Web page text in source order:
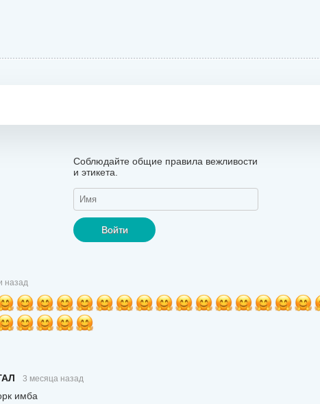
Соблюдайте общие правила вежливости
и этикета.
Войти
назад
3 месяца назад
имба